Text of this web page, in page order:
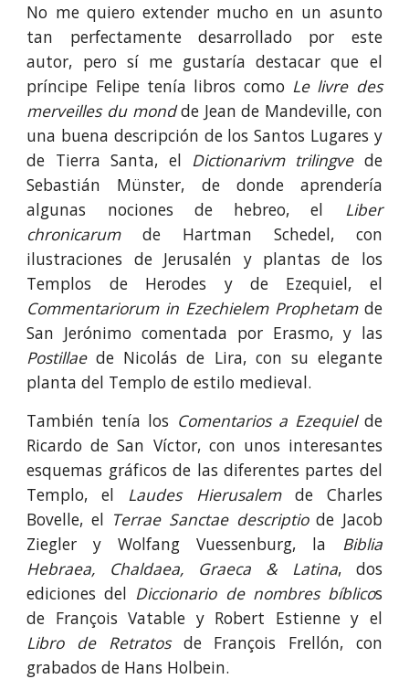
No me quiero extender mucho en un asunto
tan perfectamente desarrollado por este
autor, pero sí me gustaría destacar que el
príncipe Felipe tenía libros como Le livre des
merveilles du mondde Jean de Mandeville, con
una buena descripción de los Santos Lugares y
de Tierra Santa, el Dictionarivm trilingvede
Sebastián Münster, de donde aprendería
algunas nociones de hebreo, el Liber
chronicarumde Hartman Schedel, con
ilustraciones de Jerusalén y plantas de los
Templos de Herodes y de Ezequiel, el
Commentariorum in Ezechielem Prophetamde
San Jerónimo comentada por Erasmo, y las
Postillaede Nicolás de Lira, con su elegante
planta del Templo de estilo medieval.
También tenía los Comentarios a Ezequielde
Ricardo de San Víctor, con unos interesantes
esquemas gráficos de las diferentes partes del
Templo, el Laudes Hierusalemde Charles
Bovelle, el Terrae Sanctae descriptiode Jacob
Ziegler y Wolfang Vuessenburg, la Biblia
Hebraea, Chaldaea, Graeca & Latina, dos
ediciones del Diccionario de nombres bíblicos
de François Vatable y Robert Estienne y el
Libro de Retratosde François Frellón, con
grabados de Hans Holbein.